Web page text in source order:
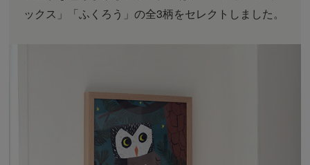
ックス」「ふくろう」の全3柄をセレクトしました。